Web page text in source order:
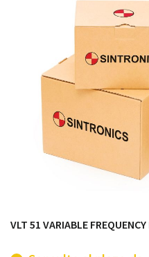
módulos antiguos a un alto
de módulos descontinuados
VLT 51 VARIABLE FREQUENCY